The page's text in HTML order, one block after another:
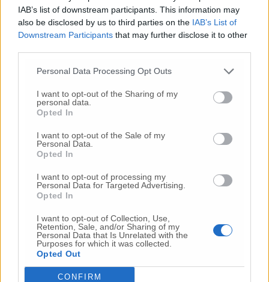
IAB’s list of downstream participants. This information may
also be disclosed by us to third parties on the IAB’s List of
Downstream Participants that may further disclose it to other
Personal Data Processing Opt Outs
I want to opt-out of the Sharing of my
personal data.
Opted In
I want to opt-out of the Sale of my
Personal Data.
Opted In
I want to opt-out of processing my
Personal Data for Targeted Advertising.
Opted In
I want to opt-out of Collection, Use,
Retention, Sale, and/or Sharing of my
Personal Data that Is Unrelated with the
Purposes for which it was collected.
Opted Out
CONFIRM
possibile per non far morire la ristorazione
italiana che rappresenta non solo un
importante segmento della nostra economia
nazionale e regionale, ma anche un motivo di
vanto per l’intero Paese», concludono.
Commenti